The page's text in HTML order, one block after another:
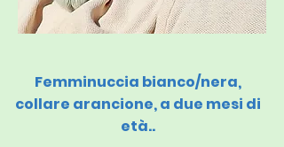
Femminuccia bianco/nera,
collare arancione, a due mesi di
età..